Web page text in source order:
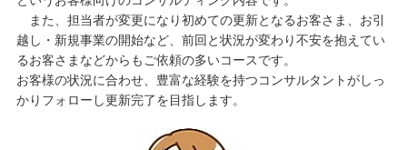
また、担当者が変更になり初めての更新となるお客さま、お引
越し・新規事業の開始など、前回と状況が変わり不安を抱えてい
るお客さまなどからもご依頼の多いコースです。
お客様の状況に合わせ、豊富な経験を持つコンサルタントがしっ
かりフォローし更新完了を目指します。